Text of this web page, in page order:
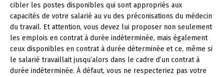
cibler les postes disponibles qui sont appropriés aux
capacités de votre salarié au vu des préconisations du médecin
du travail. Et attention, vous devez lui proposer non seulement
les emplois en contrat à durée indéterminée, mais également
ceux disponibles en contrat à durée déterminée et ce, même si
le salarié travaillait jusqu’alors dans le cadre d’un contrat à
durée indéterminée. À défaut, vous ne respecteriez pas votre